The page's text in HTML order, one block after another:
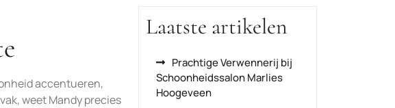
accentueren,
weet Mandy precies
Laatste artikelen
Prachtige Verwennerij bij
Schoonheidssalon Marlies
Hoogeveen